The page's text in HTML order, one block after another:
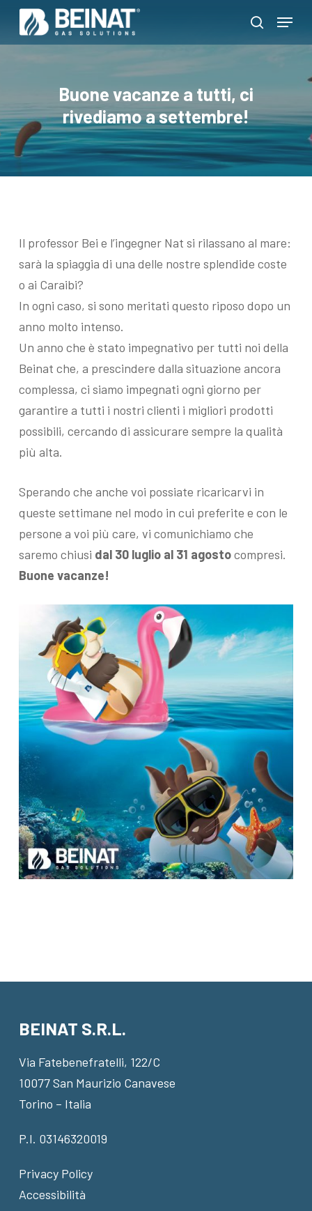
Skip
search
Menu
Buone vacanze a tutti, ci
rivediamo a settembre!
Il professor Bei e l’ingegner Nat si rilassano al mare:
sarà la spiaggia di una delle nostre splendide coste
o ai Caraibi?
In ogni caso, si sono meritati questo riposo dopo un
anno molto intenso.
Un anno che è stato impegnativo per tutti noi della
Beinat che, a prescindere dalla situazione ancora
complessa, ci siamo impegnati ogni giorno per
garantire a tutti i nostri clienti i migliori prodotti
possibili, cercando di assicurare sempre la qualità
più alta.
Sperando che anche voi possiate ricaricarvi in
queste settimane nel modo in cui preferite e con le
persone a voi più care, vi comunichiamo che
saremo chiusi dal 30 luglio al 31 agostocompresi.
Buone vacanze!
BEINAT S.R.L.
Via Fatebenefratelli, 122/C
10077 San Maurizio Canavese
Torino – Italia
P.I. 03146320019
Privacy Policy
Accessibilità
Close